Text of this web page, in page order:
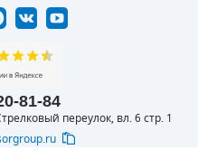
81-84
переулок, вл. 6 стр. 1